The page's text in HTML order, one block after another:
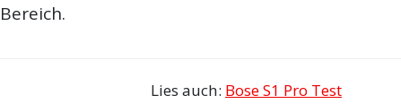
Bereich.
Lies auch: Bose S1 Pro Test